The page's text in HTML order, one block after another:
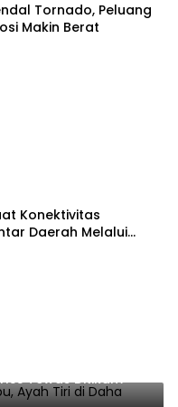
Tornado, Peluang
Makin Berat
Konektivitas
Daerah Melalui
dan Ibu, Ayah
Tewas Ditikam